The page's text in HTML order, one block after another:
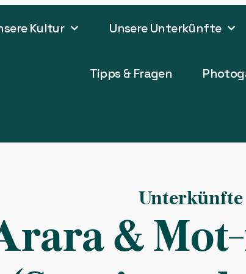
Kultur Unsere Unterkünfte
Tipps & Fragen
Unterkünfte
&